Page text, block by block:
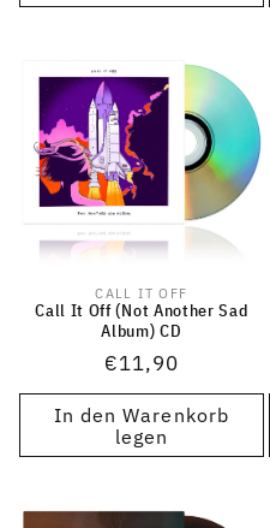
Anbieter:
CALL IT OFF
Call It Off (Not Another Sad
Album) CD
Normaler
Preis
€11,90
In den Warenkorb
legen